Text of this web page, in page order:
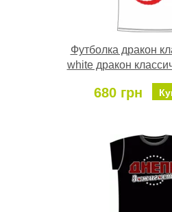
Футболка дракон
white дракон
680 грн